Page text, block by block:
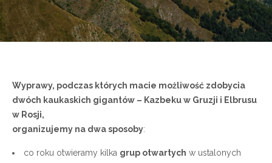
Wyprawy, podczas których macie możliwość zdobycia
dwóch kaukaskich gigantów – Kazbeku w Gruzji i Elbrusu
w Rosji,
organizujemy na dwa sposoby:
co roku otwieramy kilka grup otwartych w ustalonych